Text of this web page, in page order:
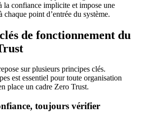
la confiance implicite et impose une
chaque point d’entrée du système.
de fonctionnement du
sur plusieurs principes clés.
est essentiel pour toute organisation
place un cadre Zero Trust.
toujours vérifier